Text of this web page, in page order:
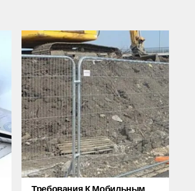
Требования К Мобильным